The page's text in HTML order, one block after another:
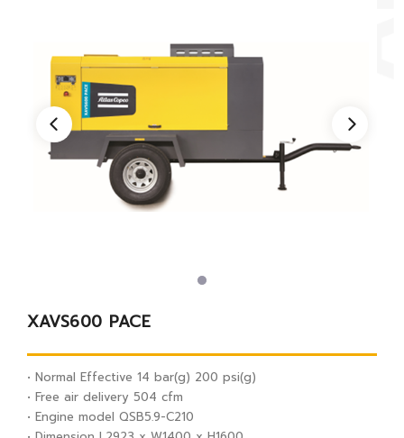
XAVS600 PACE
• Normal Effective 14 bar(g) 200 psi(g)
• Free air delivery 504 cfm
• Engine model QSB5.9-C210